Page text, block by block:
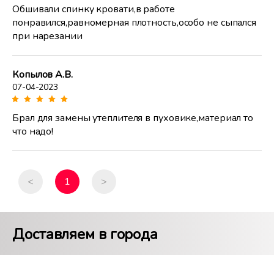
Обшивали спинку кровати,в работе
понравился,равномерная плотность,особо не сыпался
при нарезании
Копылов А.В.
07-04-2023
Брал для замены утеплителя в пуховике,материал то
что надо!
< 1 >
Доставляем в города